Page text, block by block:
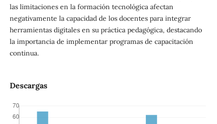
las limitaciones en la formación tecnológica afectan
negativamente la capacidad de los docentes para integrar
herramientas digitales en su práctica pedagógica, destacando
la importancia de implementar programas de capacitación
continua.
Descargas